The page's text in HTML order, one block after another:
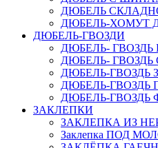
ДЮБЕЛЬ
ДЮБЕЛЬ-ХОМУТ
ДЮБЕЛЬ-ГВОЗДИ
ДЮБЕЛЬ-
ДЮБЕЛЬ-
ДЮБЕЛЬ-ГВОЗДЬ
ДЮБЕЛЬ-ГВОЗДЬ
ДЮБЕЛЬ-ГВОЗДЬ
ЗАКЛЕПКИ
ЗАКЛЕПКА ИЗ
Заклепка ПОД